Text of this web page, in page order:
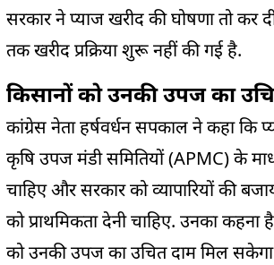
सरकार ने प्याज खरीद की घोषणा तो कर
तक खरीद प्रक्रिया शुरू नहीं की गई है.
किसानों को उनकी उपज का
कांग्रेस नेता हर्षवर्धन सपकाल ने कहा कि
कृषि उपज मंडी समितियों (APMC) के
चाहिए और सरकार को व्यापारियों की
को प्राथमिकता देनी चाहिए. उनका कहना
को उनकी उपज का उचित दाम मिल